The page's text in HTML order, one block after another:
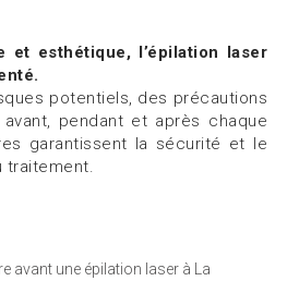
et esthétique, l’épilation laser
potentiels, des précautions
pendant et après chaque
garantissent la sécurité et le
traitement.